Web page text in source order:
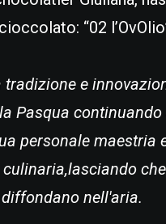
“02
tradizione e
Pasqua
personale maestria
culinaria,lasciando
nell'aria.